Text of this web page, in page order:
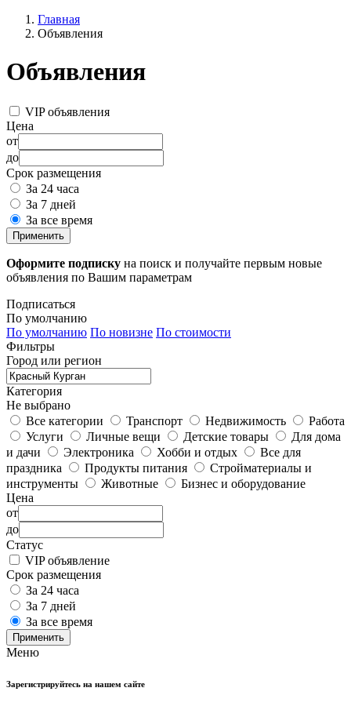
Главная
Объявления
Объявления
VIP объявления
Цена
от
до
Срок размещения
За 24 часа
За 7 дней
За все время
Применить
Оформите подписку на поиск и получайте первым новые
объявления по Вашим параметрам
Подписаться
По умолчанию
По умолчанию По новизне По стоимости
Фильтры
Город или регион
Категория
Не выбрано
Все категории
Транспорт Недвижимость
Работа
Услуги
Личные вещи Детские товары
Для дома
и дачи
Электроника Хобби и отдых
Все для
праздника
Продукты питания
Стройматериалы и
инструменты
Животные
Бизнес и оборудование
Цена
от
до
Статус
VIP объявление
Срок размещения
За 24 часа
За 7 дней
За все время
Применить
Меню
Зарегистрируйтесь на нашем сайте